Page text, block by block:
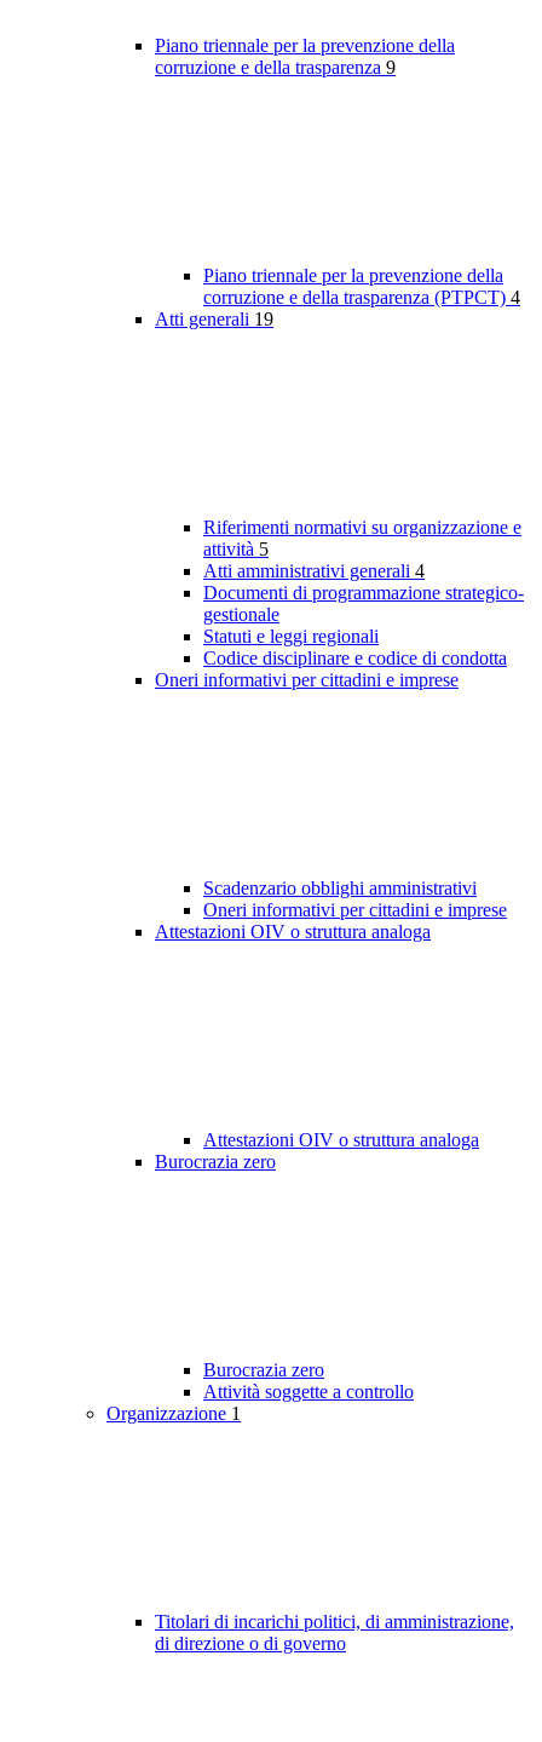
Piano triennale per la prevenzione della
corruzione e della trasparenza 9
Piano triennale per la prevenzione della
corruzione e della trasparenza (PTPCT) 4
Atti generali 19
Riferimenti normativi su organizzazione e
attività 5
Atti amministrativi generali 4
Documenti di programmazione strategico-
gestionale
Statuti e leggi regionali
Codice disciplinare e codice di condotta
Oneri informativi per cittadini e imprese
Scadenzario obblighi amministrativi
Oneri informativi per cittadini e imprese
Attestazioni OIV o struttura analoga
Attestazioni OIV o struttura analoga
Burocrazia zero
Burocrazia zero
Attività soggette a controllo
Organizzazione 1
Titolari di incarichi politici, di amministrazione,
di direzione o di governo